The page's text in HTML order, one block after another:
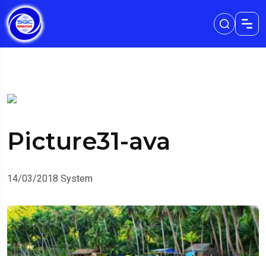
Picture31-ava
14/03/2018 System